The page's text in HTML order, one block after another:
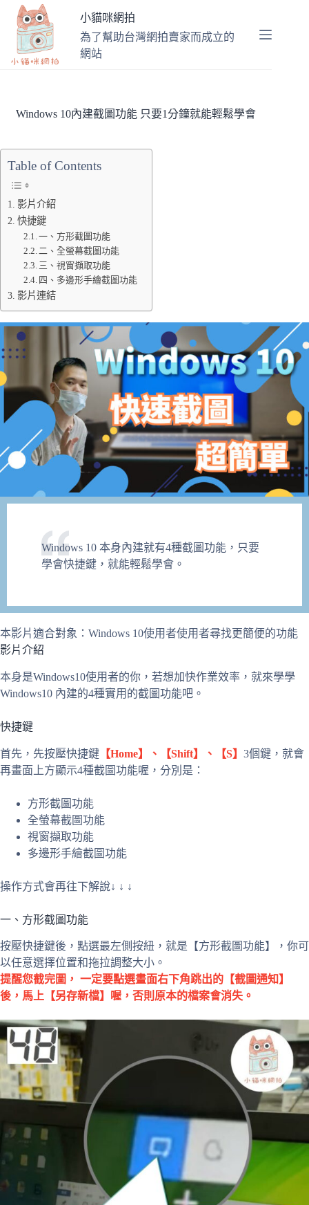
小貓咪網拍
為了幫助台灣網拍賣家而成立的
網站
Windows 10內建截圖功能 只要1分鐘就能輕鬆學會
Table of Contents
影片介紹
快捷鍵
一、方形截圖功能
二、全螢幕截圖功能
三、視窗擷取功能
四、多邊形手繪截圖功能
影片連結
Windows 10 本身內建就有4種截圖功能，只要
學會快捷鍵，就能輕鬆學會。
本影片適合對象：Windows 10使用者使用者尋找更簡便的功能
影片介紹
本身是Windows10使用者的你，若想加快作業效率，就來學學
Windows10 內建的4種實用的截圖功能吧。
快捷鍵
首先，先按壓快捷鍵 【Home】、【Shift】、【S】 3個鍵，就會
再畫面上方顯示4種截圖功能喔，分別是：
方形截圖功能
全螢幕截圖功能
視窗擷取功能
多邊形手繪截圖功能
操作方式會再往下解說↓ ↓ ↓
一、方形截圖功能
按壓快捷鍵後，點選最左側按紐，就是【方形截圖功能】，你可
以任意選擇位置和拖拉調整大小。
提醒您截完圖， 一定要點選畫面右下角跳出的【截圖通知】
後，馬上【另存新檔】喔，否則原本的檔案會消失。